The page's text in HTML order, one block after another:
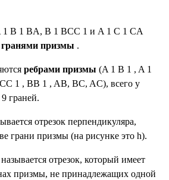
1 B 1 BA, B 1 BCC 1 и A 1 C 1 CA
призмы .
ребрами призмы (A 1 B 1 , A 1
1 , BB 1 , AB, BC, AC), всего у
граней.
отрезок перпендикуляра,
грани призмы (на рисунке это h).
отрезок, который имеет
призмы, не принадлежащих одной